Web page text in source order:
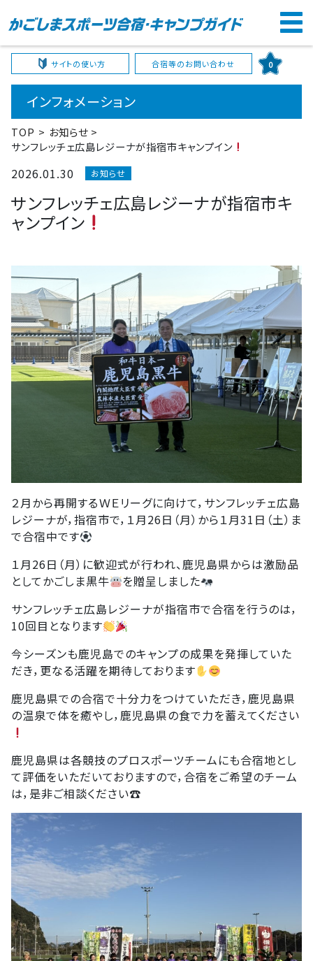
サイトの使い方 合宿等のお問い合わせ 0
インフォメーション
TOP
お知らせ
サンフレッチェ広島レジーナが指宿市キャンプイン
2026.01.30 お知らせ
サンフレッチェ広島レジーナが指宿市キ
ャンプイン
２月から再開するＷＥリーグに向けて，サンフレッチェ広島
レジーナが，指宿市で，１月26日（月）から１月31日（土）ま
で合宿中です
１月26日（月）に歓迎式が行われ、鹿児島県からは激励品
としてかごしま黒牛
を贈呈しました
サンフレッチェ広島レジーナが指宿市で合宿を行うのは，
10回目となります
今シーズンも鹿児島でのキャンプの成果を発揮していた
だき，更なる活躍を期待しております
鹿児島県での合宿で十分力をつけていただき，鹿児島県
の温泉で体を癒やし，鹿児島県の食で力を蓄えてください
鹿児島県は各競技のプロスポーツチームにも合宿地とし
て評価をいただいておりますので，合宿をご希望のチーム
は，是非ご相談ください☎